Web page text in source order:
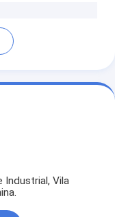
Industrial, Vila